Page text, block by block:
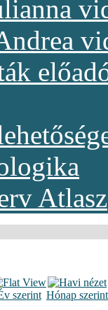
Atlasz
szerint Hónap szerint